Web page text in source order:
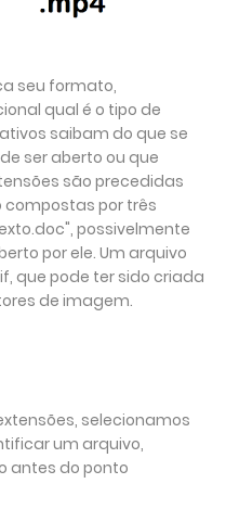
seu formato,
qual é o tipo de
saibam do que se
ser aberto ou que
são precedidas
por três
possivelmente
por ele. Um arquivo
que pode ter sido criada
de imagem.
selecionamos
um arquivo,
antes do ponto